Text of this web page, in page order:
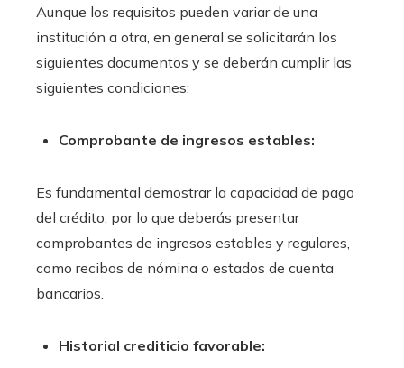
Aunque los requisitos pueden variar de una
institución a otra, en general se solicitarán los
siguientes documentos y se deberán cumplir las
siguientes condiciones:
Comprobante de ingresos estables:
Es fundamental demostrar la capacidad de pago
del crédito, por lo que deberás presentar
comprobantes de ingresos estables y regulares,
como recibos de nómina o estados de cuenta
bancarios.
Historial crediticio favorable: